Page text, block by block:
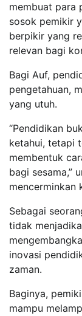
membuat para
sosok pemikir
berpikir yang
relevan bagi
Bagi Auf,
pengetahuan,
yang utuh.
“Pendidikan
ketahui, tetapi
membentuk
bagi sesama,”
mencerminkan
Sebagai
tidak
inovasi
zaman.
Baginya,
mampu